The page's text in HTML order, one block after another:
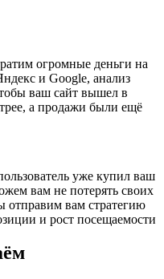
огромные деньги на
и Google, анализ
ваш сайт вышел в
а продажи были ещё
уже купил ваш
вам не потерять своих
отправим вам стратегию
и рост посещаемости